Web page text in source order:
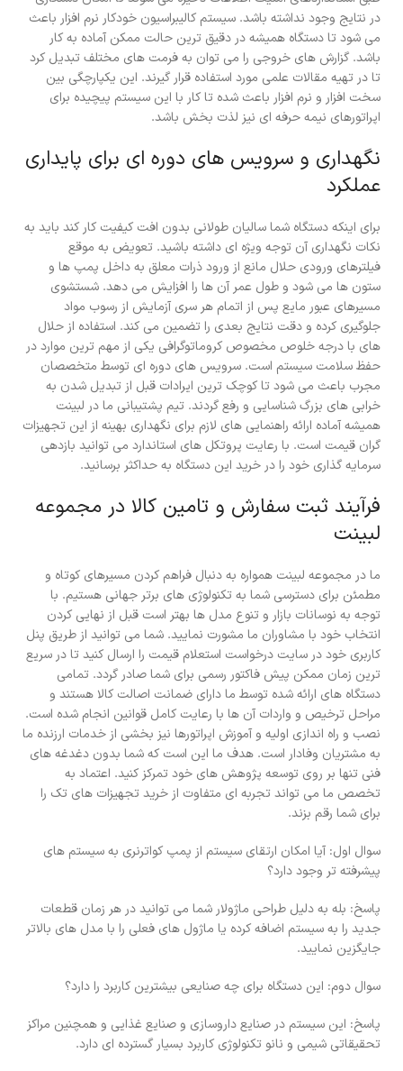
در نتایج وجود نداشته باشد. سیستم کالیبراسیون خودکار نرم افزار باعث
می شود تا دستگاه همیشه در دقیق ترین حالت ممکن آماده به کار
باشد. گزارش های خروجی را می توان به فرمت های مختلف تبدیل کرد
تا در تهیه مقالات علمی مورد استفاده قرار گیرند. این یکپارچگی بین
سخت افزار و نرم افزار باعث شده تا کار با این سیستم پیچیده برای
اپراتورهای نیمه حرفه ای نیز لذت بخش باشد.
نگهداری و سرویس های دوره ای برای پایداری
عملکرد
برای اینکه دستگاه شما سالیان طولانی بدون افت کیفیت کار کند باید به
نکات نگهداری آن توجه ویژه ای داشته باشید. تعویض به موقع
فیلترهای ورودی حلال مانع از ورود ذرات معلق به داخل پمپ ها و
ستون ها می شود و طول عمر آن ها را افزایش می دهد. شستشوی
مسیرهای عبور مایع پس از اتمام هر سری آزمایش از رسوب مواد
جلوگیری کرده و دقت نتایج بعدی را تضمین می کند. استفاده از حلال
های با درجه خلوص مخصوص کروماتوگرافی یکی از مهم ترین موارد در
حفظ سلامت سیستم است. سرویس های دوره ای توسط متخصصان
مجرب باعث می شود تا کوچک ترین ایرادات قبل از تبدیل شدن به
خرابی های بزرگ شناسایی و رفع گردند. تیم پشتیبانی ما در لبینت
همیشه آماده ارائه راهنمایی های لازم برای نگهداری بهینه از این تجهیزات
گران قیمت است. با رعایت پروتکل های استاندارد می توانید بازدهی
سرمایه گذاری خود را در خرید این دستگاه به حداکثر برسانید.
فرآیند ثبت سفارش و تامین کالا در مجموعه
لبینت
ما در مجموعه لبینت همواره به دنبال فراهم کردن مسیرهای کوتاه و
مطمئن برای دسترسی شما به تکنولوژی های برتر جهانی هستیم. با
توجه به نوسانات بازار و تنوع مدل ها بهتر است قبل از نهایی کردن
انتخاب خود با مشاوران ما مشورت نمایید. شما می توانید از طریق پنل
کاربری خود در سایت درخواست استعلام قیمت را ارسال کنید تا در سریع
ترین زمان ممکن پیش فاکتور رسمی برای شما صادر گردد. تمامی
دستگاه های ارائه شده توسط ما دارای ضمانت اصالت کالا هستند و
مراحل ترخیص و واردات آن ها با رعایت کامل قوانین انجام شده است.
نصب و راه اندازی اولیه و آموزش اپراتورها نیز بخشی از خدمات ارزنده ما
به مشتریان وفادار است. هدف ما این است که شما بدون دغدغه های
فنی تنها بر روی توسعه پژوهش های خود تمرکز کنید. اعتماد به
تخصص ما می تواند تجربه ای متفاوت از خرید تجهیزات های تک را
برای شما رقم بزند.
سوال اول: آیا امکان ارتقای سیستم از پمپ کواترنری به سیستم های
پیشرفته تر وجود دارد؟
پاسخ: بله به دلیل طراحی ماژولار شما می توانید در هر زمان قطعات
جدید را به سیستم اضافه کرده یا ماژول های فعلی را با مدل های بالاتر
جایگزین نمایید.
سوال دوم: این دستگاه برای چه صنایعی بیشترین کاربرد را دارد؟
پاسخ: این سیستم در صنایع داروسازی و صنایع غذایی و همچنین مراکز
تحقیقاتی شیمی و نانو تکنولوژی کاربرد بسیار گسترده ای دارد.